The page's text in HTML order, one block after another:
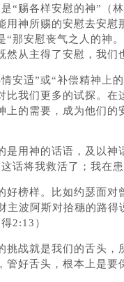
“赐各样安慰的神”（
用神所赐的安慰去安
“那安慰丧气之人的神
从主得了安慰，我们
安适”或“补偿精神上
比我们更多的试探。
上的需要，成为他们
是用神的话语，及以
话将我救活了；我在
好榜样。比如约瑟面对
主波阿斯对拾穗的路
2:13）
挑战就是我们的舌头，
管好舌头，根本上是要